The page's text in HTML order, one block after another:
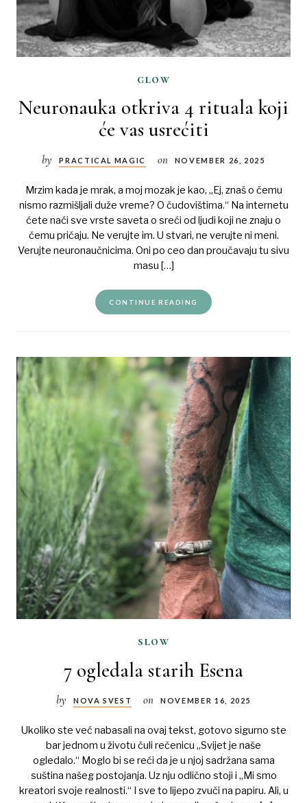
glow
Neuronauka otkriva 4 rituala koji
će vas usrećiti
by PRACTICAL MAGIC on NOVEMBER 26, 2025
Mrzim kada je mrak, a moj mozak je kao, „Ej, znaš o čemu
nismo razmišljali duže vreme? O čudovištima.“ Na internetu
ćete naći sve vrste saveta o sreći od ljudi koji ne znaju o
čemu pričaju. Ne verujte im. U stvari, ne verujte ni meni.
Verujte neuronaučnicima. Oni po ceo dan proučavaju tu sivu
masu […]
CONTINUE READING
slow
7 ogledala starih Esena
by NOVA SVEST on NOVEMBER 16, 2025
Ukoliko ste već nabasali na ovaj tekst, gotovo sigurno ste
bar jednom u životu čuli rečenicu „Svijet je naše
ogledalo.“ Moglo bi se reći da je u njoj sadržana sama
suština našeg postojanja. Uz nju odlično stoji i „Mi smo
kreatori svoje realnosti.“ I sve to lijepo zvuči na papiru. Ali, u